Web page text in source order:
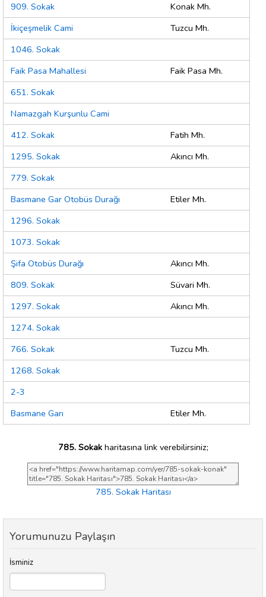
909. Sokak
Konak Mh.
İkiçeşmelik Cami
Tuzcu Mh.
1046. Sokak
Faik Pasa Mahallesi
Faik Pasa Mh.
651. Sokak
Namazgah Kurşunlu Cami
412. Sokak
Fatih Mh.
1295. Sokak
Akıncı Mh.
779. Sokak
Basmane Gar Otobüs Durağı
Etiler Mh.
1296. Sokak
1073. Sokak
Şifa Otobüs Durağı
Akıncı Mh.
809. Sokak
Süvari Mh.
1297. Sokak
Akıncı Mh.
1274. Sokak
766. Sokak
Tuzcu Mh.
1268. Sokak
2-3
Basmane Garı
Etiler Mh.
785. Sokakharitasına link verebilirsiniz;
785. Sokak Haritası
Yorumunuzu Paylaşın
İsminiz